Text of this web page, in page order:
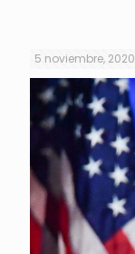
5 noviembre, 2020